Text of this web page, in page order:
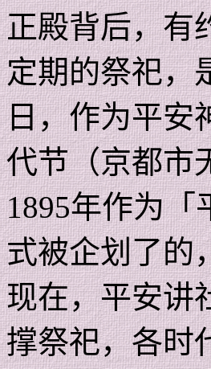
正殿背后，有
定期的祭祀，
日，作为平安
代节（京都市
1895年作为「
式被企划了的
现在，平安讲
撑祭祀，各时